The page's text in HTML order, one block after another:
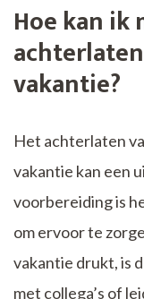
Hoe kan ik
vakantie?
Het achterlaten
vakantie kan een
voorbereiding is
om ervoor te
vakantie drukt, is
met collega’s of